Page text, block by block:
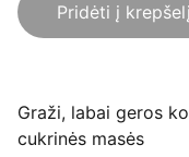
Pridėti į krepšelį
Graži, labai geros
cukrinės masės